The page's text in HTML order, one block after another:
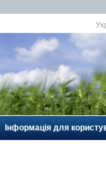
Інформація для